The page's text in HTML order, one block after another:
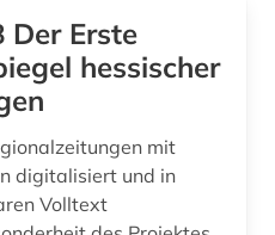
(1) Der Erste
hessischer
mit
digitalisiert und in
Volltext